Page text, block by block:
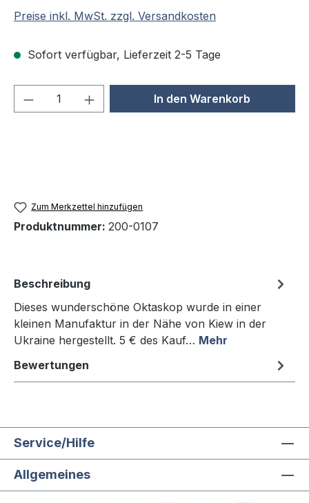
Preise inkl. MwSt. zzgl. Versandkosten
Sofort verfügbar, Lieferzeit 2-5 Tage
Produkt Anzahl: Gib denIn den Warenkorb
Zum Merkzettel hinzufügen
Produktnummer: 200-0107
Beschreibung
Dieses wunderschöne Oktaskop wurde in einer
kleinen Manufaktur in der Nähe von Kiew in der
Ukraine hergestellt. 5 € des Kauf… Mehr
Bewertungen
Service/Hilfe
Allgemeines